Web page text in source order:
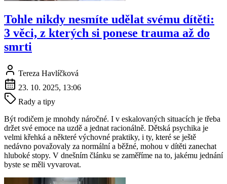
Tohle nikdy nesmíte udělat svému dítěti:
3 věci, z kterých si ponese trauma až do
smrti
Tereza Havlíčková
23. 10. 2025, 13:06
Rady a tipy
Být rodičem je mnohdy náročné. I v eskalovaných situacích je třeba
držet své emoce na uzdě a jednat racionálně. Dětská psychika je
velmi křehká a některé výchovné praktiky, i ty, které se ještě
nedávno považovaly za normální a běžné, mohou v dítěti zanechat
hluboké stopy. V dnešním článku se zaměříme na to, jakému jednání
byste se měli vyvarovat.